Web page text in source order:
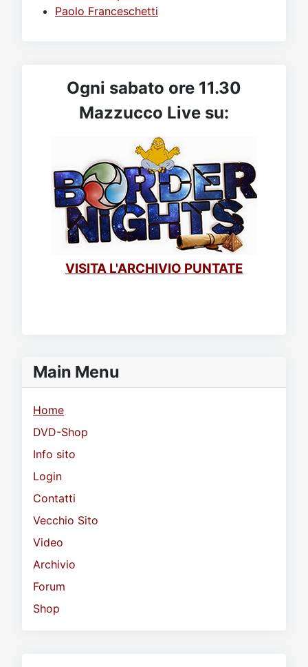
Main Menu
Home
DVD-Shop
Info sito
Login
Contatti
Vecchio Sito
Video
Archivio
Forum
Shop
Paolo Franceschetti
Ogni sabato ore 11.30
Mazzucco Live su:
VISITA L'ARCHIVIO PUNTATE